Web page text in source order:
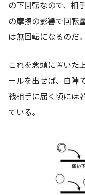
の下回転なので、相
の摩擦の影響で回転
は無回転になるのだ。
これを念頭に置いた
ールを出せば、自陣
戦相手に届く頃には
ている。